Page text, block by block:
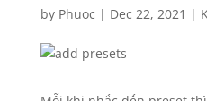
by Phuoc | Dec 22, 2021 |